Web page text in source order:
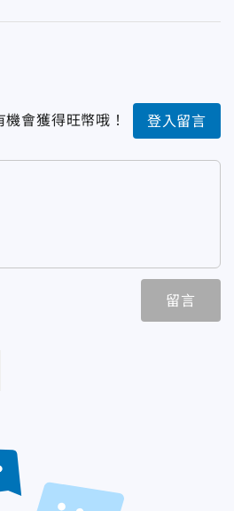
會獲得旺幣哦！ 登入留言
留言